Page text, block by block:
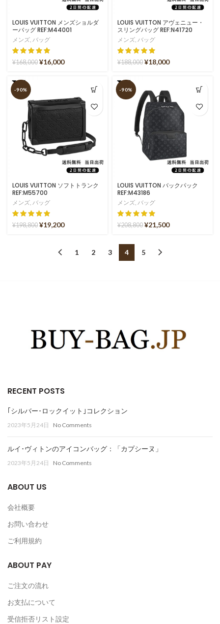
LOUIS VUITTON メンズショルダ
ーバッグ REF:M44001
メンズ バッグ
¥168,000 ¥16,000
LOUIS VUITTON アヴェニュー・
スリングバッグ REF:N41720
メンズ バッグ
¥188,000 ¥18,000
-90%
LOUIS VUITTON ソフトトランク
REF:M55700
メンズ バッグ
¥198,800 ¥19,200
-90%
LOUIS VUITTON バックパック
REF:M43186
メンズ バッグ
¥208,800 ¥21,500
1 2 3 4 5
RECENT POSTS
｢シルバー･ロックイット｣コレクション
2023年5月24日 No Comments
ルイ･ヴィトンのアイコンバッグ：「カプシーヌ」
2023年5月24日 No Comments
ABOUT US
会社概要
お問い合わせ
ご利用規約
ABOUT PAY
ご注文の流れ
お支払について
受信拒否リスト設定